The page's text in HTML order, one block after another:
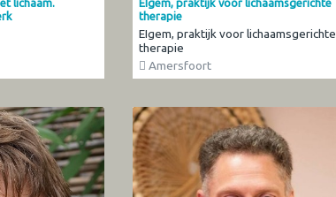
lichaam.
EIgem, praktijk voor lichaamsgerichte
therapie
EIgem, praktijk voor lichaamsgerichte
therapie
Amersfoort